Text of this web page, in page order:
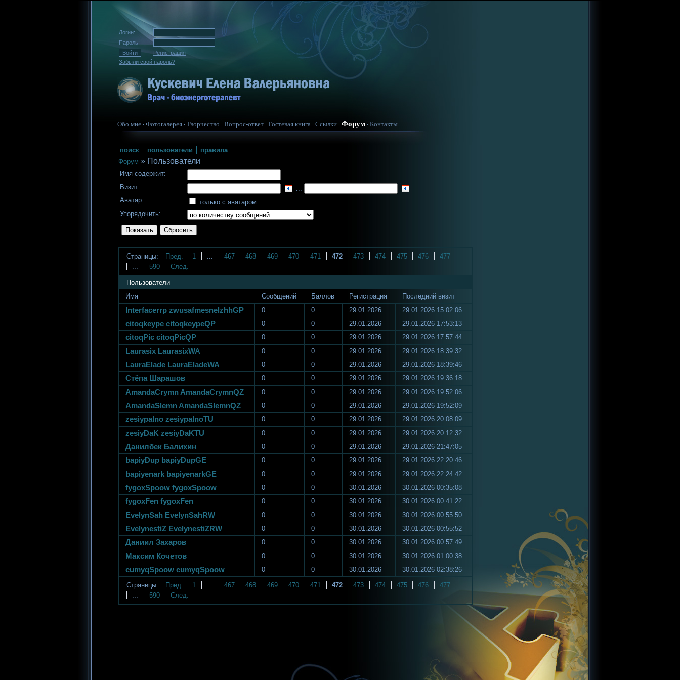
Логин:
Пароль:
Регистрация
Забыли свой пароль?
Обо мне Фотогалерея Творчество Вопрос-ответ Гостевая книга Ссылки Форум Контакты
поиск пользователи
правила
Форум » Пользователи
Имя содержит:
Визит:
Аватар:
только с аватаром
Упорядочить:
Страницы: Пред. 1 467 468 469 470 471 472 473 474 475 476
477
590 След.
Пользователи
Имя
Сообщений Баллов Регистрация Последний визит
Interfacerrp zwusafmesnelzhhGP 0 0 29.01.2026 29.01.2026 15:02:06
citoqkeype citoqkeypeQP 0 0 29.01.2026 29.01.2026 17:53:13
citoqPic citoqPicQP 0 0 29.01.2026 29.01.2026 17:57:44
Laurasix LaurasixWA 0 0 29.01.2026 29.01.2026 18:39:32
LauraElade LauraEladeWA 0 0 29.01.2026 29.01.2026 18:39:46
Стёпа Шарашов 0 0 29.01.2026 29.01.2026 19:36:18
AmandaCrymn AmandaCrymnQZ 0 0 29.01.2026 29.01.2026 19:52:06
AmandaSlemn AmandaSlemnQZ 0 0 29.01.2026 29.01.2026 19:52:09
zesiypaIno zesiypaInoTU 0 0 29.01.2026 29.01.2026 20:08:09
zesiyDaK zesiyDaKTU 0 0 29.01.2026 29.01.2026 20:12:32
Данилбек Балихин 0 0 29.01.2026 29.01.2026 21:47:05
bapiyDup bapiyDupGE 0 0 29.01.2026 29.01.2026 22:20:46
bapiyenark bapiyenarkGE 0 0 29.01.2026 29.01.2026 22:24:42
fygoxSpoow fygoxSpoow 0 0 30.01.2026 30.01.2026 00:35:08
fygoxFen fygoxFen 0 0 30.01.2026 30.01.2026 00:41:22
EvelynSah EvelynSahRW 0 0 30.01.2026 30.01.2026 00:55:50
EvelynestiZ EvelynestiZRW 0 0 30.01.2026 30.01.2026 00:55:52
Даниил Захаров 0 0 30.01.2026 30.01.2026 00:57:49
Максим Кочетов 0 0 30.01.2026 30.01.2026 01:00:38
cumyqSpoow cumyqSpoow 0 0 30.01.2026 30.01.2026 02:38:26
Страницы: Пред. 1 ... 467 468 469 470 471 472 473 474 475 476
477
...
590 След.